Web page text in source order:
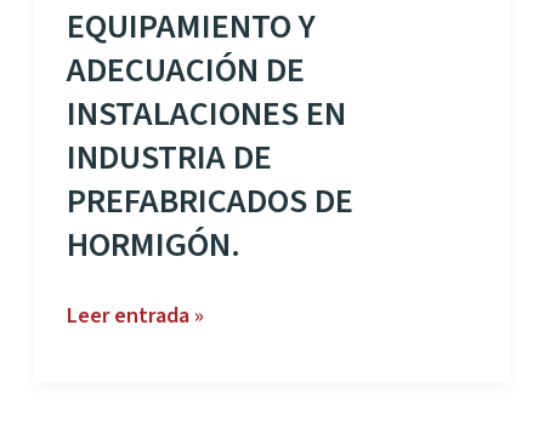
EQUIPAMIENTO Y
ADECUACIÓN DE
INSTALACIONES EN
INDUSTRIA DE
PREFABRICADOS DE
HORMIGÓN.
EQUIPAMIENTO
Leer entrada »